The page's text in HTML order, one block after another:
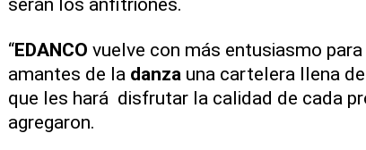
“EDANCO vuelve con más entusiasmo
amantes de la danza una cartelera llena
que les hará disfrutar la calidad de cada
agregaron.